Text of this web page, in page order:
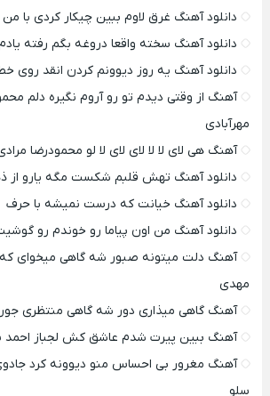
دانلود آهنگ غرق لاوم ببین چیکار کردی با من
دانلود آهنگ سخته واقعا دروغه بگم رفته
دانلود آهنگ یه روز دیوونم کردن انقد
آهنگ از وقتی دیدم تو رو آروم نگیره دلم
مهرآبادی
آهنگ هی لای لا لا لای لای لا لو محمودرضا
دانلود آهنگ تهش قلبم شکست مگه یارو از
دانلود آهنگ خیانت که درست نمیشه با حرف
دانلود آهنگ من اون پیاما رو خوندم رو
آهنگ دلت میتونه صبور شه گاهی میخوای
مهدی
آهنگ گاهی میذاری دور شه گاهی منتظری
آهنگ ببین پیرت شدم عاشق کش لجباز احمد
آهنگ مغرور بی احساس منو دیوونه کرد
سلو